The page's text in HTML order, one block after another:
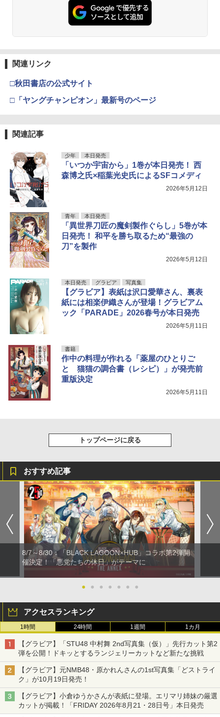
関連リンク
□秋田書店の公式サイト
□「ヤングチャンピオン」最新号のページ
関連記事
少年 本日発売
「いつか宇宙から」1巻が本日発売！ 西
森博之氏×稲葉光史氏によるSFコメディ
2026年5月12日
青年 本日発売
「異世界刀匠の魔剣製作ぐらし」5巻が本
日発売！ 和平を勝ち取るため“最強の
刀”を製作
2026年5月12日
本日発売 グラビア 写真集
【グラビア】表紙は沢口愛華さん、裏表
紙には相楽伊織さんが登場！グラビアム
ック「PARADE」2026春号が本日発売
2026年5月11日
書籍
作中の料理が作れる「薬屋のひとりご
と 猫猫の調合書（レシピ）」が発売前
重版決定
2026年5月11日
トップページに戻る
おすすめ記事
8/7～8/30：「BLACK LAGOON×HUB」コラボ第2弾開
催決定！「悪党たちの休日」がテーマに
● ● ● ● ● ● ●
アクセスランキング
1時間 24時間 1週間 1カ月
【グラビア】「STU48 中村舞 2nd写真集（仮）」先行カット第2
弾を公開！ドキッとするランジェリーカットなど新たな挑戦
【グラビア】元NMB48・原かれんさんの1st写真集「どストライ
ク」が10月19日発売！
【グラビア】小倉ゆうかさんが表紙に登場。エリマリ姉妹の厳選
カットが掲載！「FRIDAY 2026年8⽉21・28日号」本日発売